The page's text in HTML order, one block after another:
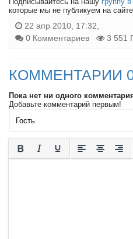
которые мы не публикуем на
22 апр 2010, 17:32,
0 Комментариев
3 551
КОММЕНТАРИИ
Пока нет ни одного
Добавьте комментарий первым!